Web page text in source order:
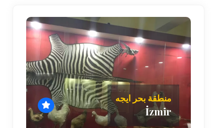
منطقة بحر ايجه
İzmir